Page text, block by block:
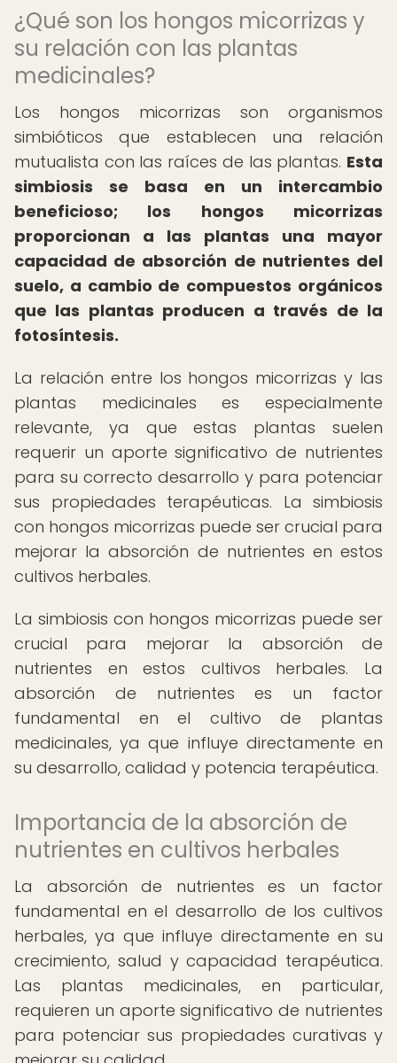
¿Qué son los hongos micorrizas y
su relación con las plantas
medicinales?
Los hongos micorrizas son organismos
simbióticos que establecen una relación
mutualista con las raíces de las plantas. Esta
simbiosis se basa en un intercambio
beneficioso; los hongos micorrizas
proporcionan a las plantas una mayor
capacidad de absorción de nutrientes del
suelo, a cambio de compuestos orgánicos
que las plantas producen a través de la
fotosíntesis.
La relación entre los hongos micorrizas y las
plantas medicinales es especialmente
relevante, ya que estas plantas suelen
requerir un aporte significativo de nutrientes
para su correcto desarrollo y para potenciar
sus propiedades terapéuticas. La simbiosis
con hongos micorrizas puede ser crucial para
mejorar la absorción de nutrientes en estos
cultivos herbales.
La simbiosis con hongos micorrizas puede ser
crucial para mejorar la absorción de
nutrientes en estos cultivos herbales. La
absorción de nutrientes es un factor
fundamental en el cultivo de plantas
medicinales, ya que influye directamente en
su desarrollo, calidad y potencia terapéutica.
Importancia de la absorción de
nutrientes en cultivos herbales
La absorción de nutrientes es un factor
fundamental en el desarrollo de los cultivos
herbales, ya que influye directamente en su
crecimiento, salud y capacidad terapéutica.
Las plantas medicinales, en particular,
requieren un aporte significativo de nutrientes
para potenciar sus propiedades curativas y